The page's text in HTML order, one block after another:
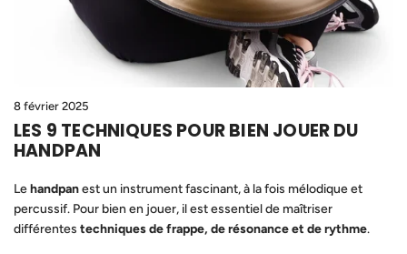
8 février 2025
LES 9 TECHNIQUES POUR BIEN JOUER DU
HANDPAN
Lehandpanest un instrument fascinant, à la fois mélodique et
percussif. Pour bien en jouer, il est essentiel de maîtriser
différentes techniques de frappe, de résonance et de rythme.